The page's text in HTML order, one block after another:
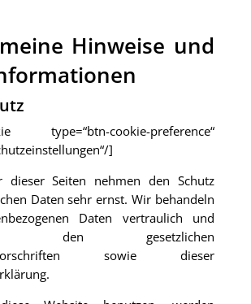
Hinweise und
type=“btn-cookie-preference“
]
dieser Seiten nehmen den Schutz
Daten sehr ernst. Wir behandeln
Daten vertraulich und
den gesetzlichen
sowie dieser